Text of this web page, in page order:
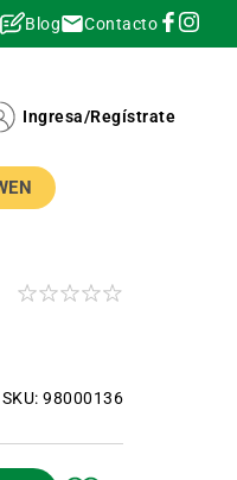
Blog Contacto
Ingresa/Regístrate
SKU: 98000136